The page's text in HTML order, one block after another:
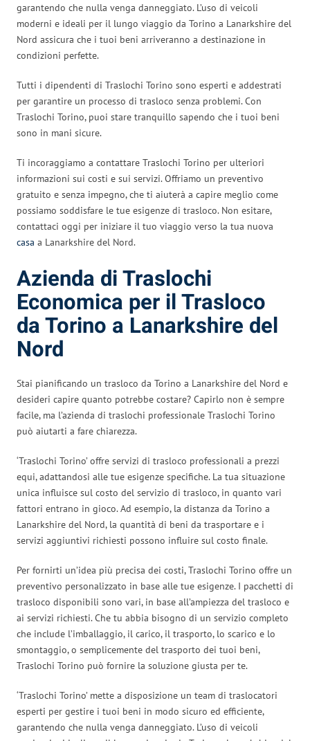
garantendo che nulla venga danneggiato. L’uso di veicoli
moderni e ideali per il lungo viaggio da Torino a Lanarkshire del
Nord assicura che i tuoi beni arriveranno a destinazione in
condizioni perfette.
Tutti i dipendenti di Traslochi Torino sono esperti e addestrati
per garantire un processo di trasloco senza problemi. Con
Traslochi Torino, puoi stare tranquillo sapendo che i tuoi beni
sono in mani sicure.
Ti incoraggiamo a contattare Traslochi Torino per ulteriori
informazioni sui costi e sui servizi. Offriamo un preventivo
gratuito e senza impegno, che ti aiuterà a capire meglio come
possiamo soddisfare le tue esigenze di trasloco. Non esitare,
contattaci oggi per iniziare il tuo viaggio verso la tua nuova
casa a Lanarkshire del Nord.
Azienda di Traslochi
Economica per il Trasloco
da Torino a Lanarkshire del
Nord
Stai pianificando un trasloco da Torino a Lanarkshire del Nord e
desideri capire quanto potrebbe costare? Capirlo non è sempre
facile, ma l’azienda di traslochi professionale Traslochi Torino
può aiutarti a fare chiarezza.
‘Traslochi Torino’ offre servizi di trasloco professionali a prezzi
equi, adattandosi alle tue esigenze specifiche. La tua situazione
unica influisce sul costo del servizio di trasloco, in quanto vari
fattori entrano in gioco. Ad esempio, la distanza da Torino a
Lanarkshire del Nord, la quantità di beni da trasportare e i
servizi aggiuntivi richiesti possono influire sul costo finale.
Per fornirti un’idea più precisa dei costi, Traslochi Torino offre un
preventivo personalizzato in base alle tue esigenze. I pacchetti di
trasloco disponibili sono vari, in base all’ampiezza del trasloco e
ai servizi richiesti. Che tu abbia bisogno di un servizio completo
che include l’imballaggio, il carico, il trasporto, lo scarico e lo
smontaggio, o semplicemente del trasporto dei tuoi beni,
Traslochi Torino può fornire la soluzione giusta per te.
‘Traslochi Torino’ mette a disposizione un team di traslocatori
esperti per gestire i tuoi beni in modo sicuro ed efficiente,
garantendo che nulla venga danneggiato. L’uso di veicoli